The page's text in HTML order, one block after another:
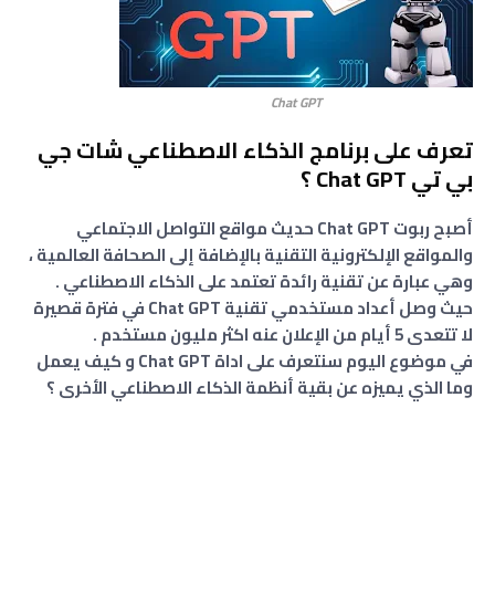
Chat GPT
تعرف على برنامج الذكاء الاصطناعي شات جي
بي تي Chat GPT ؟
أصبح ربوت Chat GPT حديث مواقع التواصل الاجتماعي
والمواقع الإلكترونية التقنية بالإضافة إلى الصحافة العالمية ،
وهي عبارة عن تقنية رائدة تعتمد على الذكاء الاصطناعي .
حيث وصل أعداد مستخدمي تقنية Chat GPT في فترة قصيرة
لا تتعدى 5 أيام من الإعلان عنه اكثر مليون مستخدم .
في موضوع اليوم سنتعرف على اداة Chat GPT و كيف يعمل
وما الذي يميزه عن بقية أنظمة الذكاء الاصطناعي الأخرى ؟